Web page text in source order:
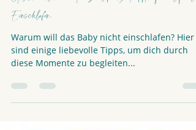
Frau Eckert Meckert
29. Sept. 2023
2 Min. Lesezeit
Gelassen bleiben in der Schlafenszeit: Tipps für entspanntes
Einschlafen